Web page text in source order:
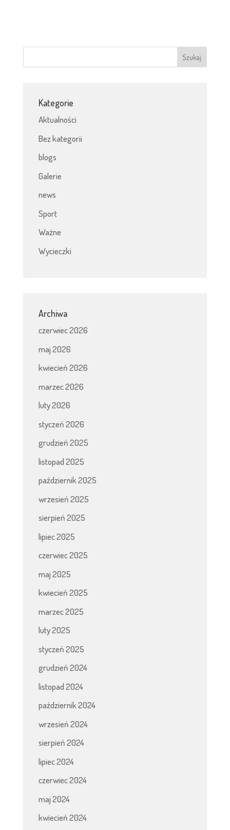
Kategorie
Aktualności
Bez kategorii
blogs
Galerie
news
Sport
Ważne
Wycieczki
Archiwa
czerwiec 2026
maj 2026
kwiecień 2026
marzec 2026
luty 2026
styczeń 2026
grudzień 2025
listopad 2025
październik 2025
wrzesień 2025
sierpień 2025
lipiec 2025
czerwiec 2025
maj 2025
kwiecień 2025
marzec 2025
luty 2025
styczeń 2025
grudzień 2024
listopad 2024
październik 2024
wrzesień 2024
sierpień 2024
lipiec 2024
czerwiec 2024
maj 2024
kwiecień 2024